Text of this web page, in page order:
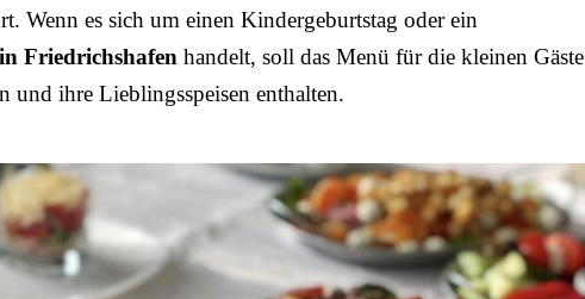
Wenn es sich um einen Kindergeburtstag oder ein
Friedrichshafen handelt, soll das Menü für die kleinen Gäste
und ihre Lieblingsspeisen enthalten.